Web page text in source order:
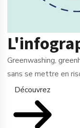
Greenwashing,
sans se mettre en
Découvrez